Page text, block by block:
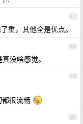
17
重，其他全是优点。
18
没啥感觉。
19
很流畅
20